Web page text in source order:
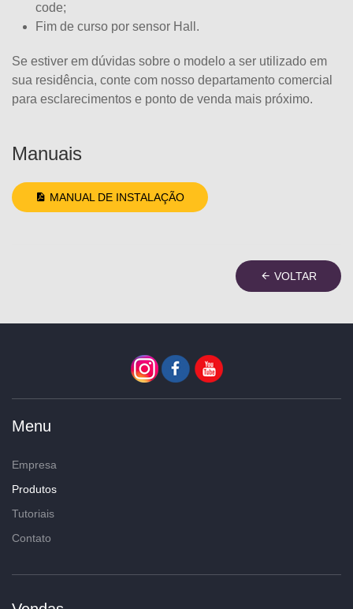
code;
Fim de curso por sensor Hall.
Se estiver em dúvidas sobre o modelo a ser utilizado em
sua residência, conte com nosso departamento comercial
para esclarecimentos e ponto de venda mais próximo.
Manuais
MANUAL DE INSTALAÇÃO
VOLTAR
Menu
Empresa
Produtos
Tutoriais
Contato